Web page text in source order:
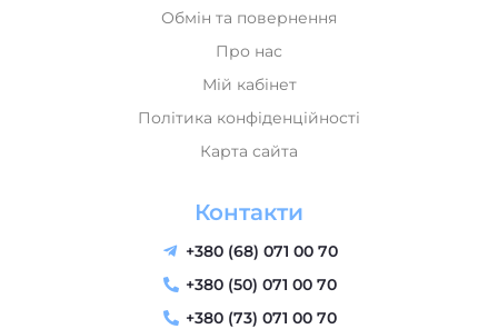
Карта сайта
Контакти
+380 (68) 071 00 70
+380 (50) 071 00 70
м. Львів, вул. Тернопільська 42 (Колл-центр) "Music
House" - магазин музичних інструментів